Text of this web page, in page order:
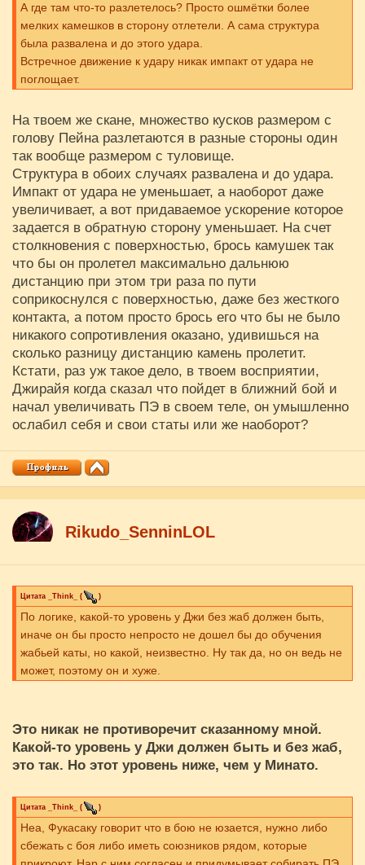
А где там что-то разлетелось? Просто ошмётки более
мелких камешков в сторону отлетели. А сама структура
была развалена и до этого удара.
Встречное движение к удару никак импакт от удара не
поглощает.
На твоем же скане, множество кусков размером с
голову Пейна разлетаются в разные стороны один
так вообще размером с туловище.
Структура в обоих случаях развалена и до удара.
Импакт от удара не уменьшает, а наоборот даже
увеличивает, а вот придаваемое ускорение которое
задается в обратную сторону уменьшает. На счет
столкновения с поверхностью, брось камушек так
что бы он пролетел максимально дальнюю
дистанцию при этом три раза по пути
соприкоснулся с поверхностью, даже без жесткого
контакта, а потом просто брось его что бы не было
никакого сопротивления оказано, удивишься на
сколько разницу дистанцию камень пролетит.
Кстати, раз уж такое дело, в твоем восприятии,
Джирайя когда сказал что пойдет в ближний бой и
начал увеличивать ПЭ в своем теле, он умышленно
ослабил себя и свои статы или же наоборот?
Rikudo_SenninLOL
Цитата _Think_ ( )
По логике, какой-то уровень у Джи без жаб должен быть,
иначе он бы просто непросто не дошел бы до обучения
жабьей каты, но какой, неизвестно. Ну так да, но он ведь не
может, поэтому он и хуже.
Это никак не противоречит сказанному мной.
Какой-то уровень у Джи должен быть и без жаб,
это так. Но этот уровень ниже, чем у Минато.
Цитата _Think_ ( )
Неа, Фукасаку говорит что в бою не юзается, нужно либо
сбежать с боя либо иметь союзников рядом, которые